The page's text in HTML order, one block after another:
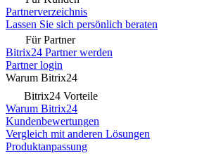
Partnerverzeichnis
Lassen Sie sich persönlich beraten
Für Partner
Bitrix24 Partner werden
Partner login
Warum Bitrix24
Bitrix24 Vorteile
Warum Bitrix24
Kundenbewertungen
Vergleich mit anderen Lösungen
Produktanpassung